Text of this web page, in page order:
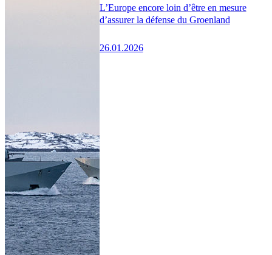
L’Europe encore loin d’être en mesure
d’assurer la défense du Groenland
26.01.2026